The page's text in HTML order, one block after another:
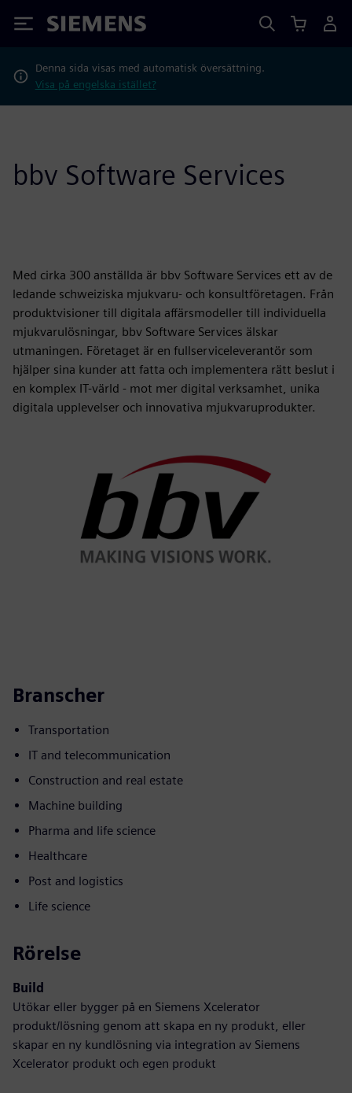
Siemens
Denna sida visas med automatisk översättning.
Visa på engelska istället?
bbv Software Services
Med cirka 300 anställda är bbv Software Services ett av de
ledande schweiziska mjukvaru- och konsultföretagen. Från
produktvisioner till digitala affärsmodeller till individuella
mjukvarulösningar, bbv Software Services älskar
utmaningen. Företaget är en fullserviceleverantör som
hjälper sina kunder att fatta och implementera rätt beslut i
en komplex IT-värld - mot mer digital verksamhet, unika
digitala upplevelser och innovativa mjukvaruprodukter.
Branscher
Transportation
IT and telecommunication
Construction and real estate
Machine building
Pharma and life science
Healthcare
Post and logistics
Life science
Rörelse
Build
Utökar eller bygger på en Siemens Xcelerator
produkt/lösning genom att skapa en ny produkt, eller
skapar en ny kundlösning via integration av Siemens
Xcelerator produkt och egen produkt